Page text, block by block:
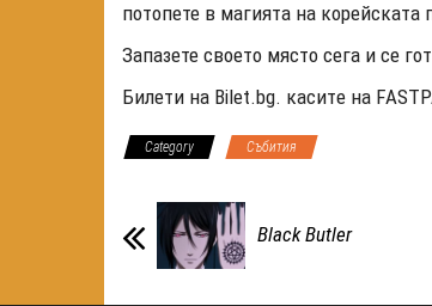
потопете в магията на корейската
Запазете своето място сега и се
Билети на Bilet.bg. каситe на
Category Събития
Black Butler